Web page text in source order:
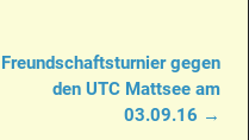
Freundschaftsturnier gegen
den UTC Mattsee am
03.09.16 →